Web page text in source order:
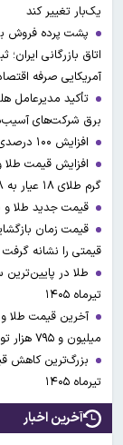
یک‌بار تغییر کند
پشت پرده فروش
اتاق بازرگانی
آمریکایی صرفه
تأکید مدیرعامل
برق شرکت‌های
افزایش ۱۰۰ درصدی قیمت بنزین با موافقت سران قوا
گرم طلای ۱۸ عیار به ۱۸ میلیون و ۳۱۸ هزار و ۱۰۰ تومان رسید
قیمت جدید طلا و سکه امروز ۲۶
قیمتی را نشانه
تیرماه ۱۴۰۵
میلیون و ۷۹۵ هزار تومان و سکه ۱۸۸ میلیون و ۵۰۰ هزار تومان شد
تیرماه ۱۴۰۵
آخرین اخبار